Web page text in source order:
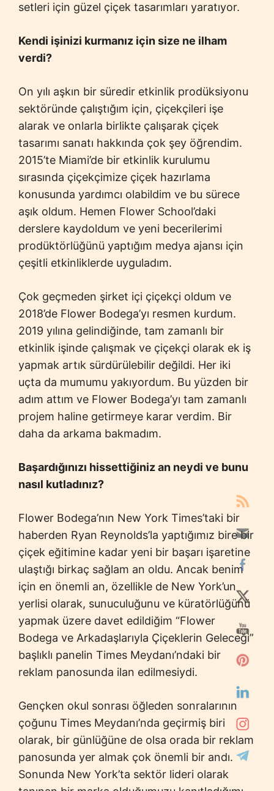
setleri için güzel çiçek tasarımları yaratıyor.
Kendi işinizi kurmanız için size ne ilham
verdi?
On yılı aşkın bir süredir etkinlik prodüksiyonu
sektöründe çalıştığım için, çiçekçileri işe
alarak ve onlarla birlikte çalışarak çiçek
tasarımı sanatı hakkında çok şey öğrendim.
2015’te Miami’de bir etkinlik kurulumu
sırasında çiçekçimize çiçek hazırlama
konusunda yardımcı olabildim ve bu sürece
aşık oldum. Hemen Flower School’daki
derslere kaydoldum ve yeni becerilerimi
prodüktörlüğünü yaptığım medya ajansı için
çeşitli etkinliklerde uyguladım.
Çok geçmeden şirket içi çiçekçi oldum ve
2018’de Flower Bodega’yı resmen kurdum.
2019 yılına gelindiğinde, tam zamanlı bir
etkinlik işinde çalışmak ve çiçekçi olarak ek iş
yapmak artık sürdürülebilir değildi. Her iki
uçta da mumumu yakıyordum. Bu yüzden bir
adım attım ve Flower Bodega’yı tam zamanlı
projem haline getirmeye karar verdim. Bir
daha da arkama bakmadım.
Başardığınızı hissettiğiniz an neydi ve bunu
nasıl kutladınız?
Flower Bodega’nın New York Times’taki bir
haberden Ryan Reynolds’la yaptığımız bire bir
çiçek eğitimine kadar yeni bir başarı işaretine
ulaştığı birkaç sağlam an oldu. Ancak benim
için en önemli an, özellikle de New York’un
yerlisi olarak, sunuculuğunu ve küratörlüğünü
yapmak üzere davet edildiğim “Flower
Bodega ve Arkadaşlarıyla Çiçeklerin Geleceği”
başlıklı panelin Times Meydanı’ndaki bir
reklam panosunda ilan edilmesiydi.
Gençken okul sonrası öğleden sonralarının
çoğunu Times Meydanı’nda geçirmiş biri
olarak, bir günlüğüne de olsa orada bir reklam
panosunda yer almak çok önemli bir andı.
Sonunda New York’ta sektör lideri olarak